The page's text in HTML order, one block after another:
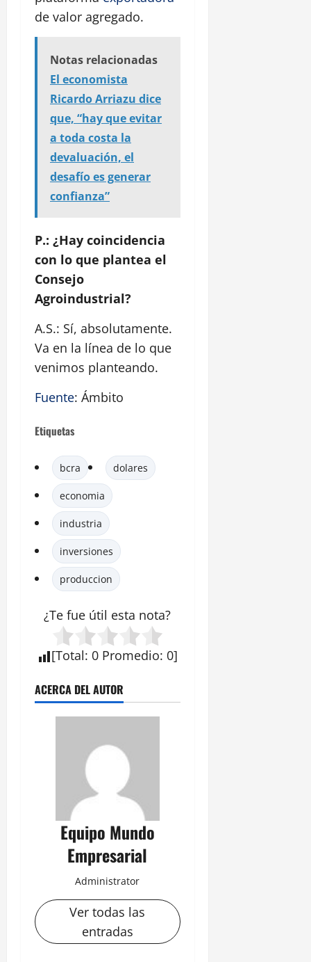
de valor agregado.
Notas relacionadas
El economista
Ricardo Arriazu dice
que, “hay que evitar
a toda costa la
devaluación, el
desafío es generar
confianza”
P.: ¿Hay coincidencia
con lo que plantea el
Consejo
Agroindustrial?
A.S.: Sí, absolutamente.
Va en la línea de lo que
venimos planteando.
Fuente: Ámbito
Etiquetas
bcra dolares
economia
industria
inversiones
produccion
¿Te fue útil esta nota?
[Total: 0 Promedio: 0]
ACERCA DEL AUTOR
Equipo Mundo
Empresarial
Administrator
Ver todas las
entradas